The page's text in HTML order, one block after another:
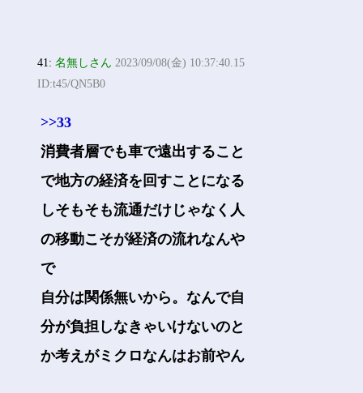
41:名無しさん 2023/09/08(金) 10:37:40.15
ID:t45/QN5B0
>>33
消費者層でも車で遠出すること
で地方の経済を回すことになる
しそもそも流通だけじゃなく人
の移動こそが経済の流れなんや
で
自分は関係無いから。なんで自
分が負担しなきゃいけないのと
か考えがミクロなんはお前やん